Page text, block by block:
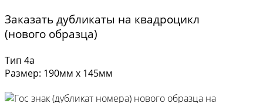
Заказать дубликаты на квадроцикл
(нового образца)
Тип 4а
Размер: 190мм х 145мм